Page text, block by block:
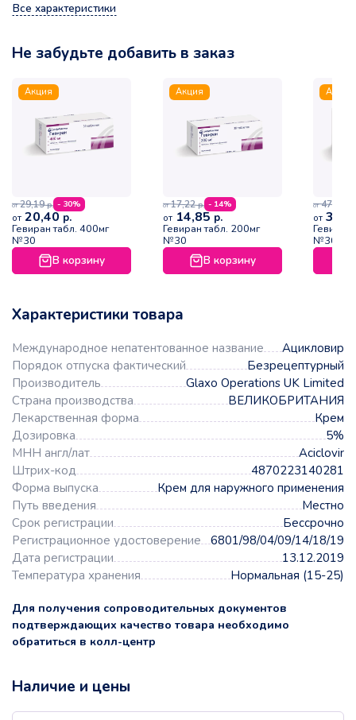
Все характеристики
Не забудьте добавить в заказ
Акция
от 29,19р. - 30%
от 20,40 р.
Гевиран табл. 400мг
№30
В корзину
Акция
от 17,22р. - 14%
от 14,85 р.
Гевиран табл. 200мг
№30
В корзину
Акция
от 47,25
от
Гевиран
№30
Характеристики товара
Международное непатентованное название
Ацикловир
Порядок отпуска фактический
Безрецептурный
Производитель
Glaxo Operations UK Limited
Страна производства
ВЕЛИКОБРИТАНИЯ
Лекарственная форма
Крем
Дозировка
5%
МНН англ/лат
Aciclovir
Штрих-код
4870223140281
Форма выпуска
Крем для наружного применения
Путь введения
Местно
Срок регистрации
Бессрочно
Регистрационное удостоверение
6801/98/04/09/14/18/19
Дата регистрации
13.12.2019
Температура хранения
Нормальная (15-25)
Для получения сопроводительных документов
подтверждающих качество товара необходимо
обратиться в колл-центр
Наличие и цены